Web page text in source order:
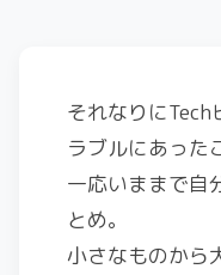
それなりにTech
ラブルにあった
一応いままで自
とめ。
小さなものから